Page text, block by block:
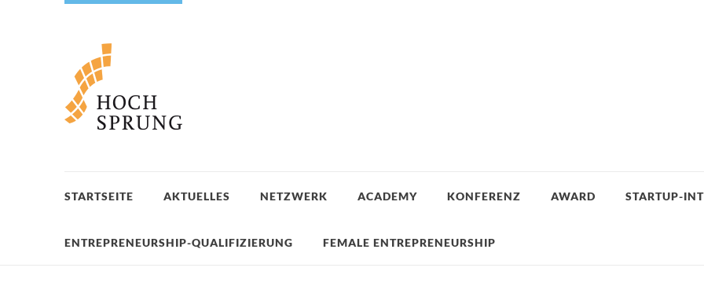
STARTSEITE AKTUELLES NETZWERK ACADEMY KONFERENZ AWARD STARTUP-
ENTREPRENEURSHIP-QUALIFIZIERUNG FEMALE ENTREPRENEURSHIP